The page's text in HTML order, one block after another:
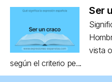
Ser
vista
según el criterio pe...